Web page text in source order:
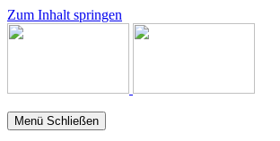
Zum Inhalt springen
Menü Schließen